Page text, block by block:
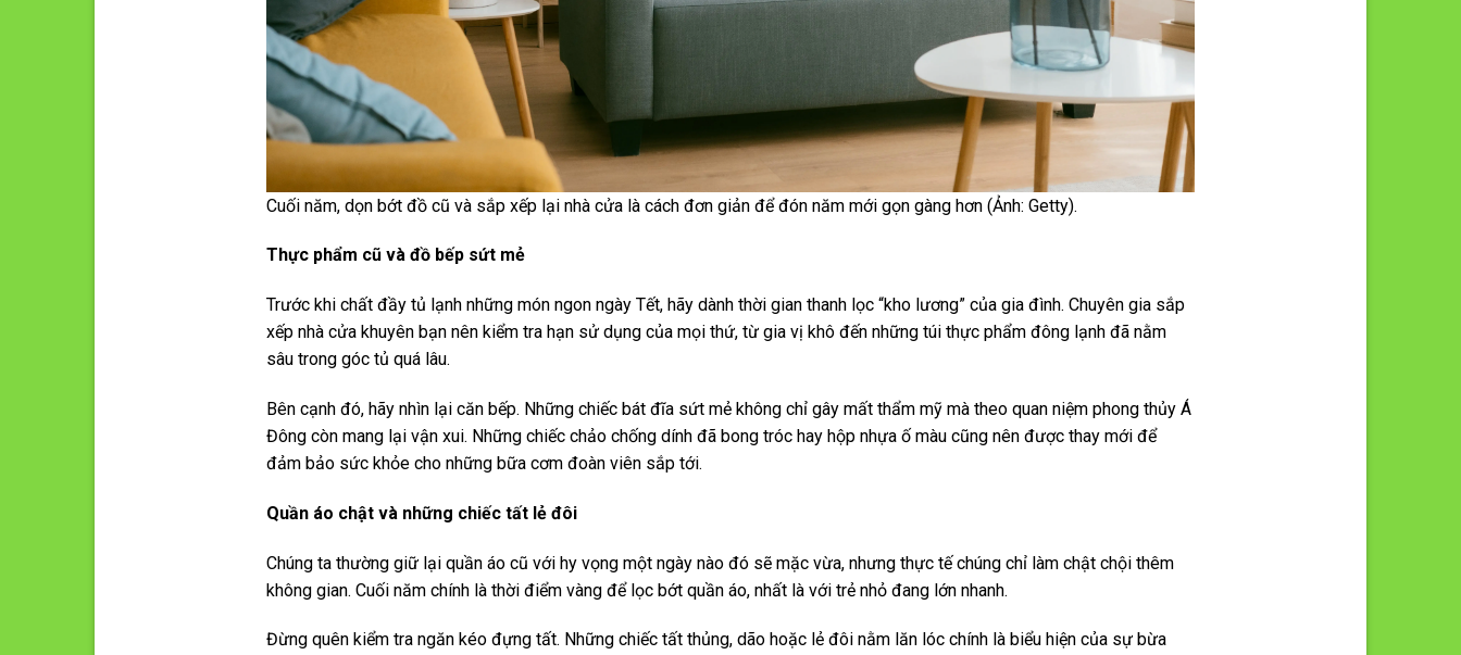
Cuối năm, dọn bớt đồ cũ và sắp xếp lại nhà cửa là cách đơn giản để đón năm mới gọn gàng hơn (Ảnh: Getty).
Thực phẩm cũ và đồ bếp sứt mẻ
Trước khi chất đầy tủ lạnh những món ngon ngày Tết, hãy dành thời gian thanh lọc “kho lương” của gia đình. Chuyên gia sắp
xếp nhà cửa khuyên bạn nên kiểm tra hạn sử dụng của mọi thứ, từ gia vị khô đến những túi thực phẩm đông lạnh đã nằm
sâu trong góc tủ quá lâu.
Bên cạnh đó, hãy nhìn lại căn bếp. Những chiếc bát đĩa sứt mẻ không chỉ gây mất thẩm mỹ mà theo quan niệm phong thủy Á
Đông còn mang lại vận xui. Những chiếc chảo chống dính đã bong tróc hay hộp nhựa ố màu cũng nên được thay mới để
đảm bảo sức khỏe cho những bữa cơm đoàn viên sắp tới.
Quần áo chật và những chiếc tất lẻ đôi
Chúng ta thường giữ lại quần áo cũ với hy vọng một ngày nào đó sẽ mặc vừa, nhưng thực tế chúng chỉ làm chật chội thêm
không gian. Cuối năm chính là thời điểm vàng để lọc bớt quần áo, nhất là với trẻ nhỏ đang lớn nhanh.
Đừng quên kiểm tra ngăn kéo đựng tất. Những chiếc tất thủng, dão hoặc lẻ đôi nằm lăn lóc chính là biểu hiện của sự bừa